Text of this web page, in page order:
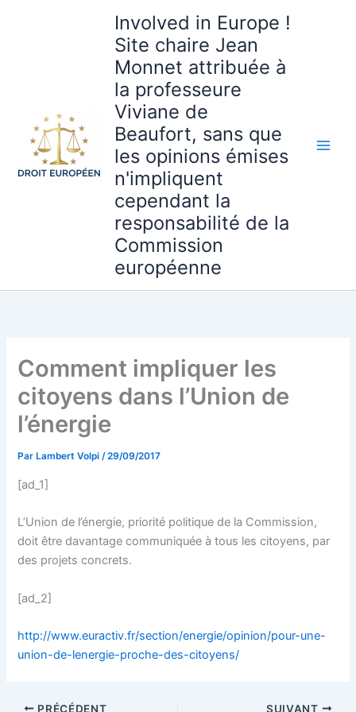
Involved in Europe !
Site chaire Jean
Monnet attribuée à
la professeure
Viviane de
Beaufort, sans que
les opinions émises
n'impliquent
cependant la
responsabilité de la
Commission
européenne
Comment impliquer les
citoyens dans l’Union de
l’énergie
Par Lambert Volpi/29/09/2017
[ad_1]
L’Union de l’énergie, priorité politique de la Commission,
doit être davantage communiquée à tous les citoyens, par
des projets concrets.
[ad_2]
http://www.euractiv.fr/section/energie/opinion/pour-une-
union-de-lenergie-proche-des-citoyens/
PRÉCÉDENT SUIVANT